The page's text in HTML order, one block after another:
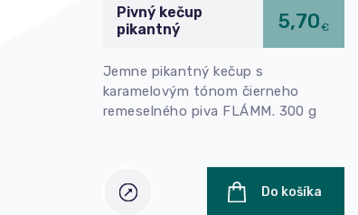
Pivný kečup
pikantný
5,70€
Jemne pikantný kečup s
karamelovým tónom čierneho
remeselného piva FLÁMM. 300 g
Do košíka